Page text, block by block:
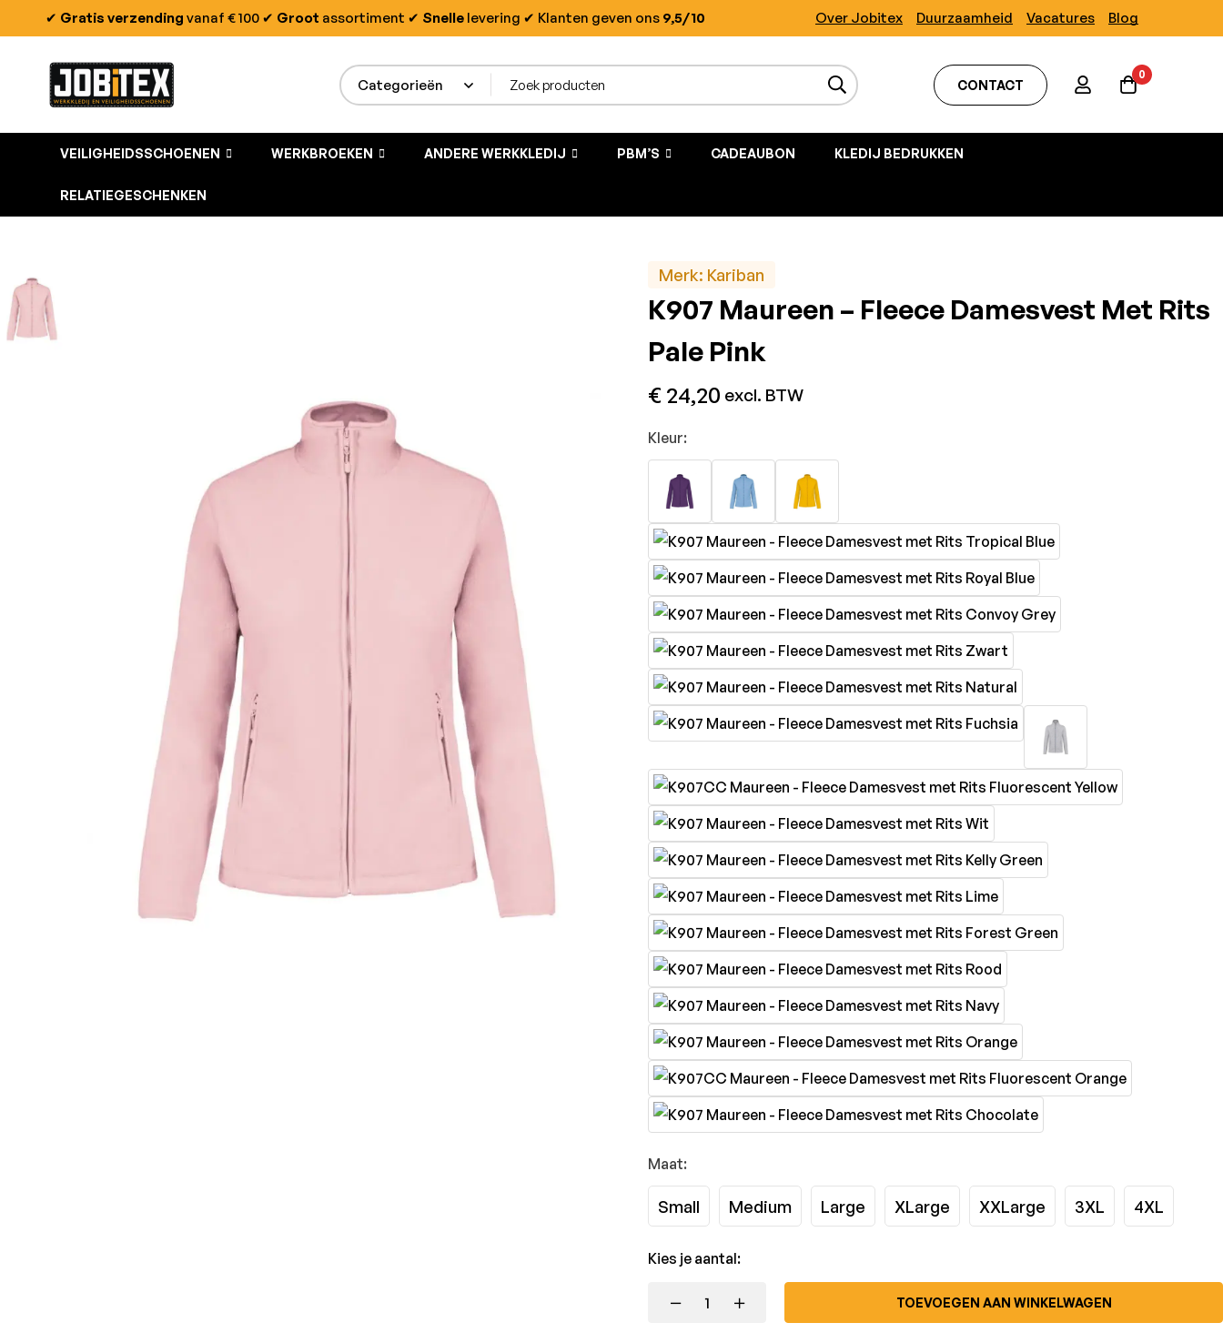
✔ Gratis verzending vanaf € 100 ✔ Groot assortiment ✔ Snelle levering ✔ Klanten geven ons 9,5/10 Over Jobitex Duurzaamheid Vacatures Blog
CONTACT
0
VEILIGHEIDSSCHOENEN WERKBROEKEN ANDERE WERKKLEDIJ PBM’S CADEAUBON KLEDIJ BEDRUKKEN
RELATIEGESCHENKEN
Merk: Kariban
K907 Maureen – Fleece Damesvest Met Rits
Pale Pink
€ 24,20 excl. BTW
Kleur:
Maat:
Small Medium Large XLarge XXLarge 3XL 4XL
Kies je aantal:
TOEVOEGEN AAN WINKELWAGEN